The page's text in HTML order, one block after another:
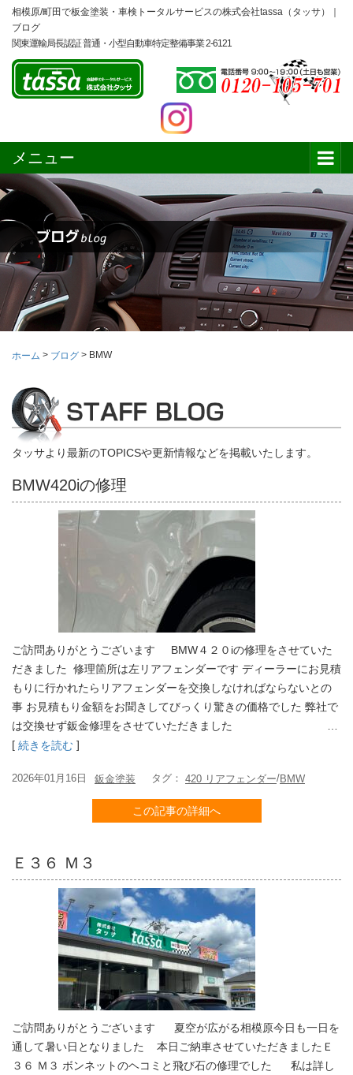
相模原/町田で板金塗装・車検トータルサービスの株式会社tassa（タッサ）｜
ブログ
関東運輸局長認証 普通・小型自動車特定整備事業 2-6121
メニュー
ホーム > ブログ > BMW
タッサより最新のTOPICSや更新情報などを掲載いたします。
BMW420iの修理
ご訪問ありがとうございます BMW４２０iの修理をさせていた
だきました 修理箇所は左リアフェンダーです ディーラーにお見積
もりに行かれたらリアフェンダーを交換しなければならないとの
事 お見積もり金額をお聞きしてびっくり驚きの価格でした 弊社で
は交換せず鈑金修理をさせていただきました …
[ 続きを読む ]
2026年01月16日 鈑金塗装 タグ： 420 リアフェンダー/BMW
この記事の詳細へ
Ｅ３６ Ｍ３
ご訪問ありがとうございます 夏空が広がる相模原今日も一日を
通して暑い日となりました 本日ご納車させていただきましたＥ
３６ Ｍ３ ボンネットのヘコミと飛び石の修理でした 私は詳し